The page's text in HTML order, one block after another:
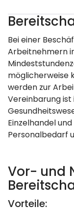
Bei einer
Arbeitnehmern
möglicherweise
werden zur
Vereinbarung
Einzelhandel
Personalbedarf
Vor- und
Vorteile: